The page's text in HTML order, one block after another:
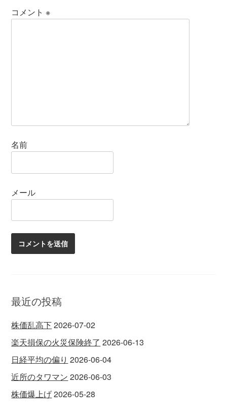
コメント※
名前
メール
最近の投稿
株価乱高下2026-07-02
楽天損保の火災保険終了 2026-06-13
日経平均の偏り 2026-06-04
近所のタワマン 2026-06-03
株価爆上げ2026-05-28